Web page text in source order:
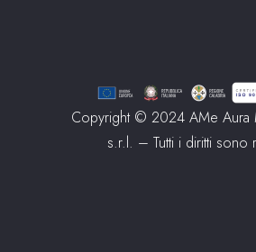
Copyright © 2024 AMe Aura
s.r.l. – Tutti i diritti sono